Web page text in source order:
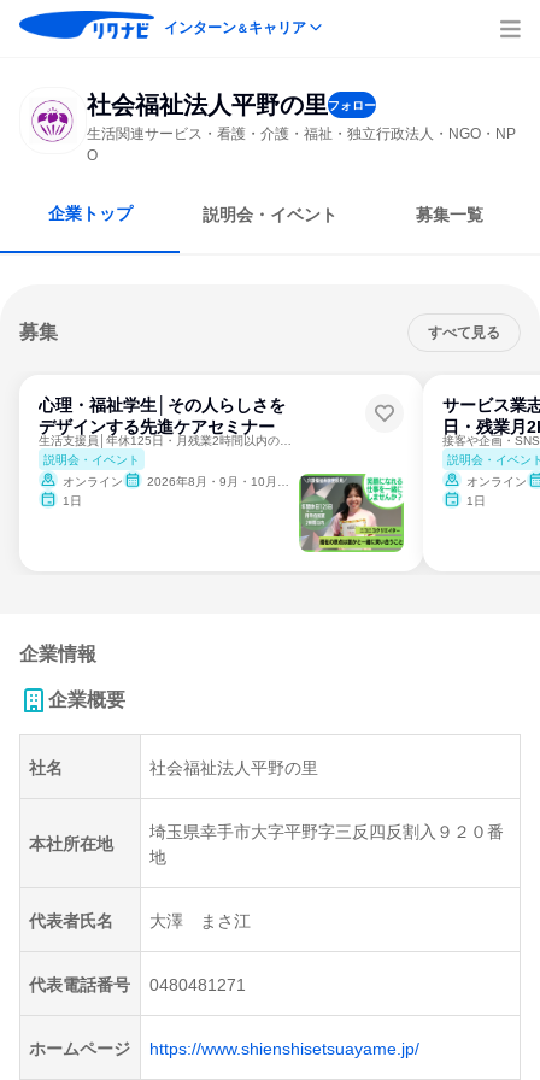
インターン＆キャリア
社会福祉法人平野の里フォロー
生活関連サービス・看護・介護・福祉・独立行政法人・NGO・NP
O
企業トップ 説明会・イベント 募集一覧
募集 すべて見る
心理・福祉学生│その人らしさを
デザインする先進ケアセミナー
説明会・イベント
オンライン
2026年8月・9月・10月・11月・12月
1日
サービス業
日・残業月
説明会・イベン
オンライン
1日
企業情報
企業概要
社名 社会福祉法人平野の里
本社所在地
埼玉県幸手市大字平野字三反四反割入９２０番
地
代表者氏名 大澤 まさ江
代表電話番号 0480481271
ホームページ https://www.shienshisetsuayame.jp/